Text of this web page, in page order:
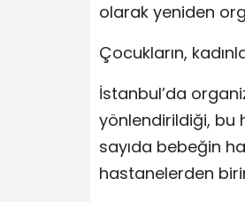
olarak yeniden
Çocukların,
İstanbul’da
yönlendirildiği, bu
sayıda bebeğin
hastanelerden